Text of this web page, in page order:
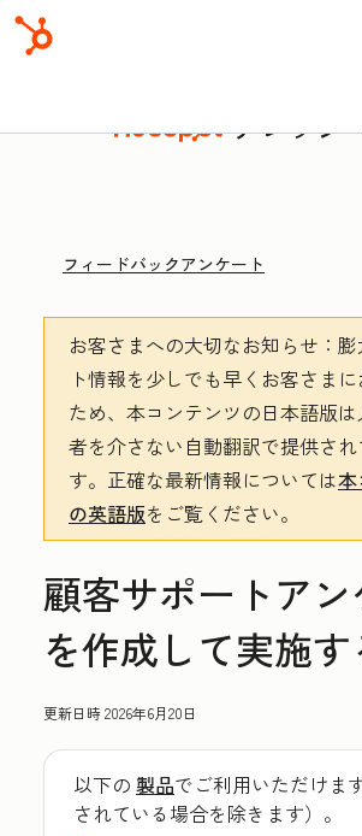
ナレッジ
フィードバックアンケート
お客さまへの大切なお知らせ ：
ト情報を少しでも早くお客さま
ため、本コンテンツの日本語版
者を介さない自動翻訳で提供され
す。 正確な最新情報については本
の英語版をご覧ください。
顧客サポートアン
を作成して実施す
更新日時2026年6月20日
以下の 製品でご利用いただけま
されている場合を除きます）。